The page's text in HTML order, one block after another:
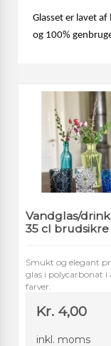
Glasset er lavet
og 100%
Vandglas/
35 cl brudsikre
Smukt og elegant
glas i polycarbonat i
farver.
Kr. 4,00
inkl. moms